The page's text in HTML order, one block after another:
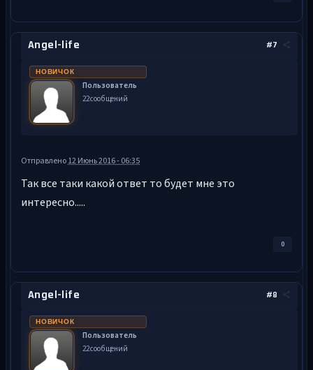
#7
Angel-life
НОВИЧОК
Пользователь
22 сообщений
Отправлено12 Июнь 2016 - 06:35
Так все таки какой ответ то будет мне это
интересно.....
0
#8
Angel-life
НОВИЧОК
Пользователь
22 сообщений